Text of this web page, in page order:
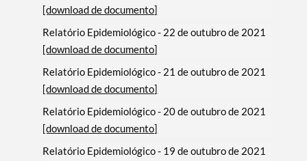
[download de documento]
Relatório Epidemiológico - 22 de outubro de 2021
[download de documento]
Relatório Epidemiológico - 21 de outubro de 2021
[download de documento]
Relatório Epidemiológico - 20 de outubro de 2021
[download de documento]
Relatório Epidemiológico - 19 de outubro de 2021